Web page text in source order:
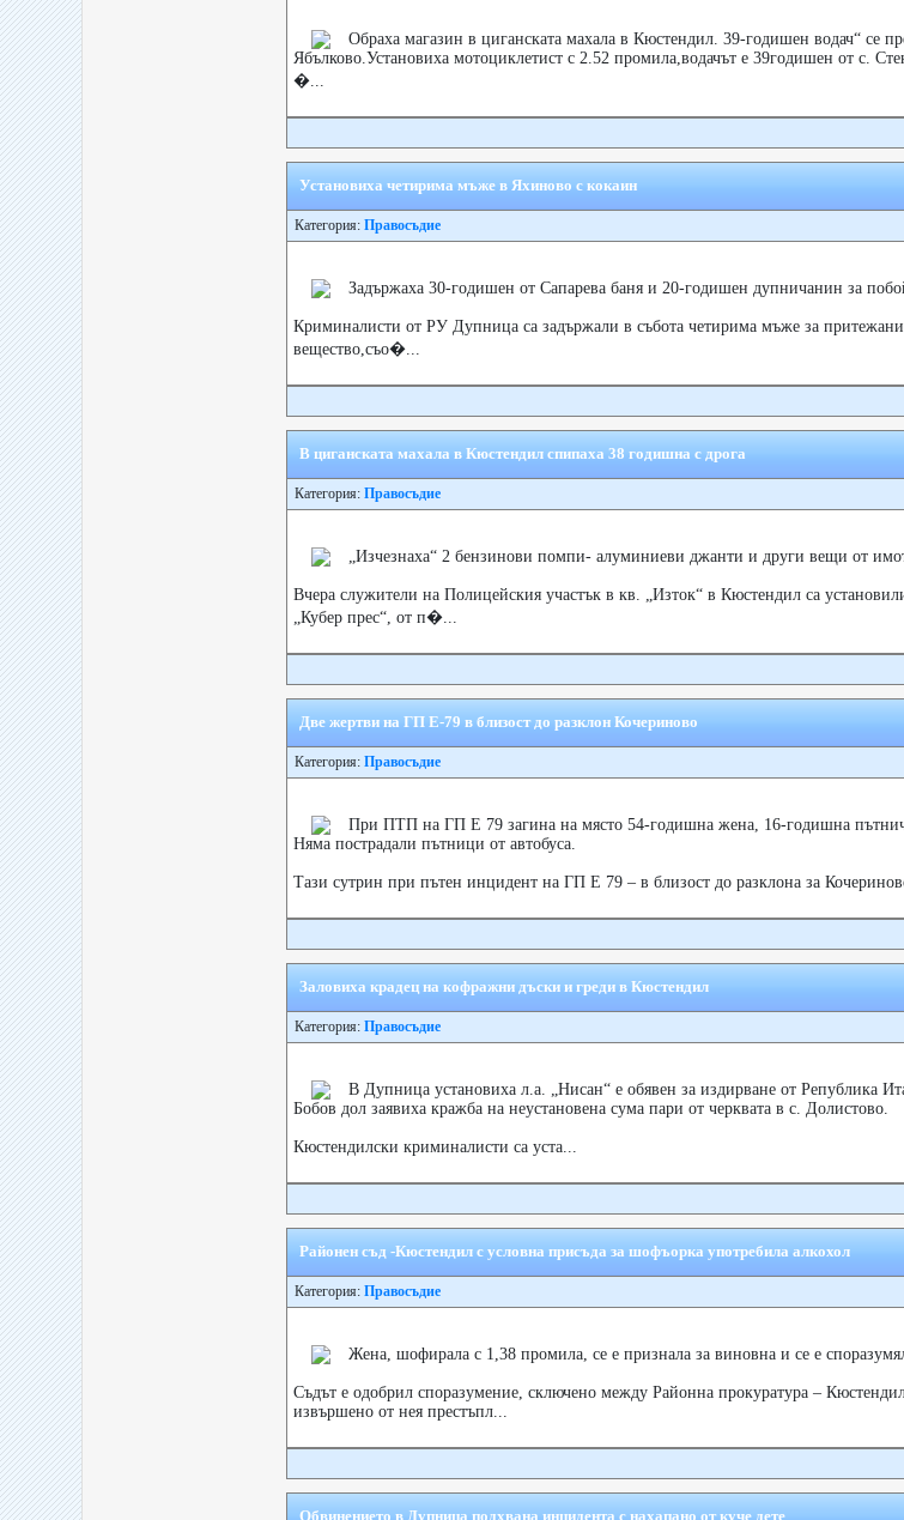
Обраха магазин в циганската махала в Кюстендил. 39-годишен водач“ се
Ябълково.Установиха мотоциклетист с 2.52 промила,водачът е 39годишен от с.
�...
Установиха четирима мъже в Яхиново с кокаин
Категория: Правосъдие
Задържаха 30-годишен от Сапарева баня и 20-годишен дупничанин за
Криминалисти от РУ Дупница са задържали в събота четирима мъже за
вещество,съо�...
В циганската махала в Кюстендил спипаха 38 годишна с дрога
Категория: Правосъдие
„Изчезнаха“ 2 бензинови помпи- алуминиеви джанти и други вещи от
Вчера служители на Полицейския участък в кв. „Изток“ в Кюстендил са
„Кубер прес“, от п�...
Две жертви на ГП Е-79 в близост до разклон Кочериново
Категория: Правосъдие
При ПТП на ГП Е 79 загина на място 54-годишна жена, 16-годишна
Няма пострадали пътници от автобуса.
Тази сутрин при пътен инцидент на ГП Е 79 – в близост до разклона за
Заловиха крадец на кофражни дъски и греди в Кюстендил
Категория: Правосъдие
В Дупница установиха л.а. „Нисан“ е обявен за издирване от Република
Бобов дол заявиха кражба на неустановена сума пари от черквата в с. Долистово.
Кюстендилски криминалисти са уста...
Районен съд -Кюстендил с условна присъда за шофъорка употребила алкохол
Категория: Правосъдие
Жена, шофирала с 1,38 промила, се е признала за виновна и се е
Съдът е одобрил споразумение, сключено между Районна прокуратура –
извършено от нея престъпл...
Обвинението в Дупница подхвана инцидента с нахапано от куче дете